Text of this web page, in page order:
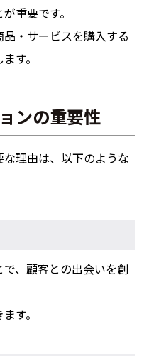
重要です。
・サービスを購入する
す。
ンの重要性
理由は、以下のような
、顧客との出会いを創
す。